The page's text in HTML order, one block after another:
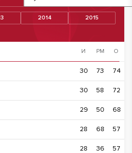
2014
2015
И РМ О
30 73 74
30 58 72
29 50 68
28 68 57
28 36 57